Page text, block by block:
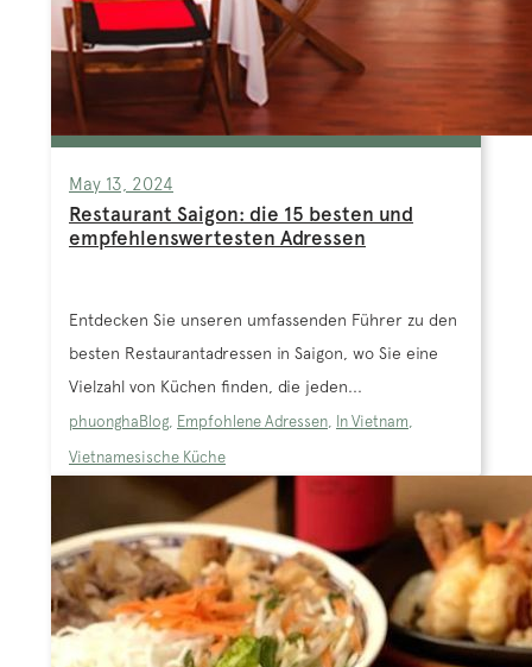
May 13, 2024
Restaurant Saigon: die 15 besten und
empfehlenswertesten Adressen
Entdecken Sie unseren umfassenden Führer zu den
besten Restaurantadressen in Saigon, wo Sie eine
Vielzahl von Küchen finden, die jeden...
phuongha Blog, Empfohlene Adressen, In Vietnam,
Vietnamesische Küche